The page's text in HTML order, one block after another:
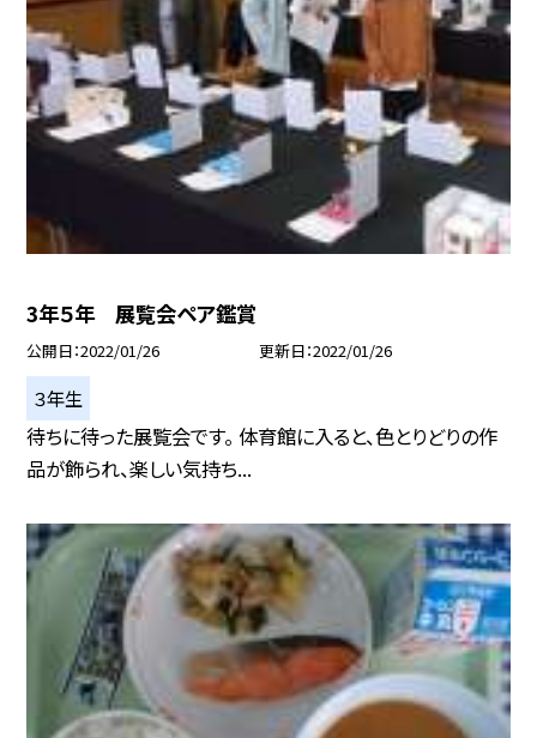
3年５年 展覧会ペア鑑賞
公開日 2022/01/26 更新日 2022/01/26
３年生
待ちに待った展覧会です。 体育館に入ると、色とりどりの作
品が飾られ、楽しい気持ち...